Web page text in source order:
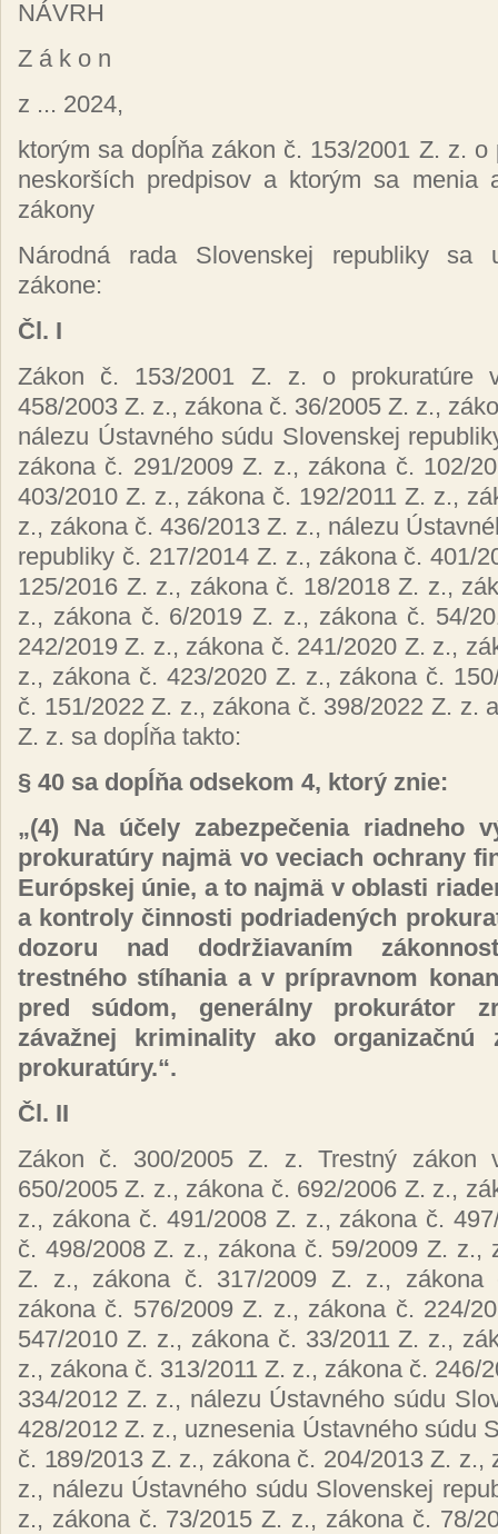
NÁVRH
Z á k o n
z ... 2024,
ktorým sa dopĺňa zákon č. 153/2001 Z. z. o
neskorších predpisov a ktorým sa menia
zákony
Národná rada Slovenskej republiky sa
zákone:
Čl. I
Zákon č. 153/2001 Z. z. o prokuratúre
458/2003 Z. z., zákona č. 36/2005 Z. z.,
nálezu Ústavného súdu Slovenskej
zákona č. 291/2009 Z. z., zákona č. 102/
403/2010 Z. z., zákona č. 192/2011 Z. z.,
z., zákona č. 436/2013 Z. z., nálezu
republiky č. 217/2014 Z. z., zákona č. 401/
125/2016 Z. z., zákona č. 18/2018 Z. z.,
z., zákona č. 6/2019 Z. z., zákona č. 54/
242/2019 Z. z., zákona č. 241/2020 Z. z.,
z., zákona č. 423/2020 Z. z., zákona č.
č. 151/2022 Z. z., zákona č. 398/2022 Z. z.
Z. z. sa dopĺňa takto:
§ 40 sa dopĺňa odsekom 4, ktorý znie:
„(4) Na účely zabezpečenia riadneho
prokuratúry najmä vo veciach ochrany
Európskej únie, a to najmä v oblasti
a kontroly činnosti podriadených
dozoru nad dodržiavaním
trestného stíhania a v prípravnom
pred súdom, generálny prokurátor
závažnej kriminality ako organizačnú
prokuratúry.“.
Čl. II
Zákon č. 300/2005 Z. z. Trestný zákon
650/2005 Z. z., zákona č. 692/2006 Z. z.,
z., zákona č. 491/2008 Z. z., zákona č.
č. 498/2008 Z. z., zákona č. 59/2009 Z. z.,
Z. z., zákona č. 317/2009 Z. z., zákona
zákona č. 576/2009 Z. z., zákona č. 224/
547/2010 Z. z., zákona č. 33/2011 Z. z.,
z., zákona č. 313/2011 Z. z., zákona č. 246/
334/2012 Z. z., nálezu Ústavného súdu
428/2012 Z. z., uznesenia Ústavného súdu
č. 189/2013 Z. z., zákona č. 204/2013 Z. z.,
z., nálezu Ústavného súdu Slovenskej
z., zákona č. 73/2015 Z. z., zákona č. 78/